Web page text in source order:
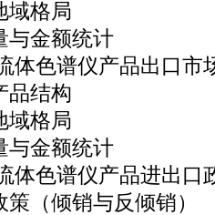
格局
额统计
色谱仪产品出口市
结构
格局
额统计
色谱仪产品进出口
倾销与反倾销）